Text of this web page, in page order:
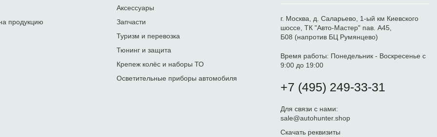
продукцию
Аксессуары
Запчасти
Туризм и перевозка
Тюнинг и защита
Крепеж колёс и наборы ТО
Осветительные приборы автомобиля
г. Москва, д. Саларьево, 1-ый км Киевского
шоссе, ТК "Авто-Мастер" пав. А45,
Б08 (напротив БЦ Румянцево)
Время работы: Понедельник - Воскресенье с
9:00 до 19:00
+7 (495) 249-33-31
Для связи с нами:
sale@autohunter.shop
Скачать реквизиты